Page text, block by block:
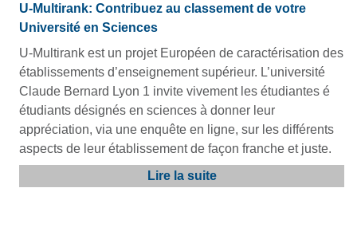
U-Multirank: Contribuez au classement de votre
Université en Sciences
U-Multirank est un projet Européen de caractérisation des
établissements d’enseignement supérieur. L’université
Claude Bernard Lyon 1 invite vivement les étudiantes é
étudiants désignés en sciences à donner leur
appréciation, via une enquête en ligne, sur les différents
aspects de leur établissement de façon franche et juste.
Lire la suite